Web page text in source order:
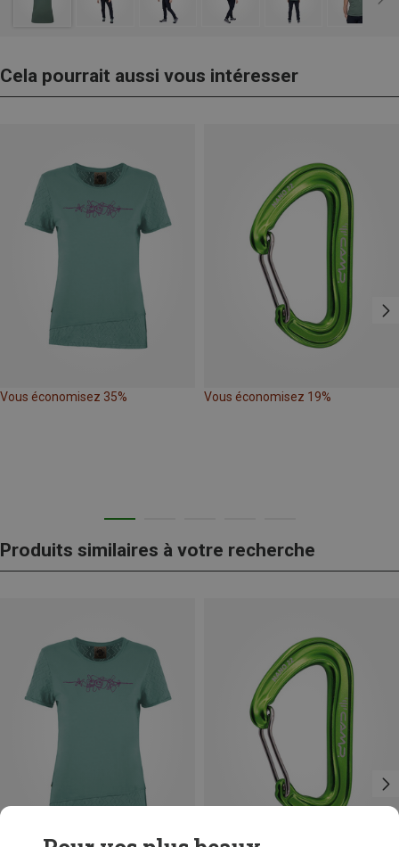
Cela pourrait aussi vous intéresser
Vous économisez 35% Vous économisez 19%
Produits similaires à votre recherche